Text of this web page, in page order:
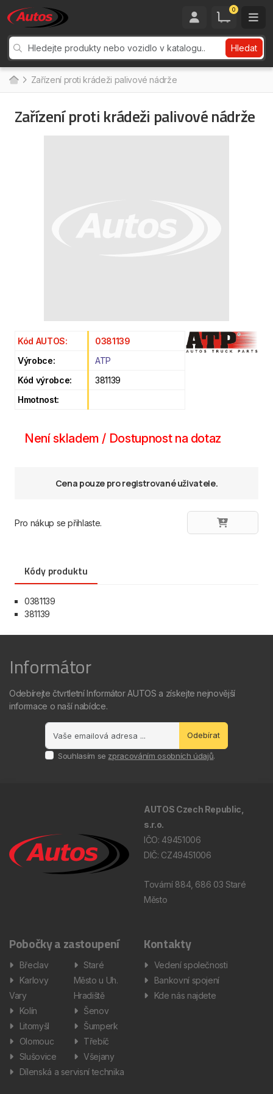
0
Hledat
Zařízení proti krádeži palivové nádrže
Zařízení proti krádeži palivové nádrže
Kód AUTOS:
0381139
Výrobce:
ATP
Kód výrobce:
381139
Hmotnost:
Není skladem / Dostupnost na dotaz
Cena pouze pro registrované uživatele.
Pro nákup se přihlaste.
Kódy produktu
0381139
381139
Informátor
Odebírejte čtvrtletní Informátor AUTOS a získejte nejnovější
informace o naší nabídce.
Odebírat
Souhlasím se zpracováním osobních údajů.
AUTOS Czech Republic,
s.r.o.
IČO: 49451006
DIČ: CZ49451006
Tovární 884, 686 03 Staré
Město
Pobočky a zastoupení
Břeclav
Karlovy
Vary
Kolín
Litomyšl
Olomouc
Slušovice
Staré
Město u Uh.
Hradiště
Šenov
Šumperk
Třebíč
Všejany
Dílenská a servisní technika
Kontakty
Vedení společnosti
Bankovní spojení
Kde nás najdete